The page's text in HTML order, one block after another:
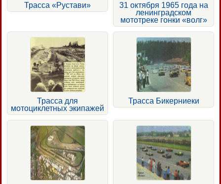
Трасса «Рустави»
31 октября 1965 года на
ленинградском
мототреке гонки «волг»
Трасса для
мотоциклетных экипажей
Трасса Бикерниеки